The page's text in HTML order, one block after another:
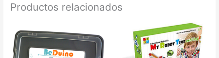
Productos relacionados